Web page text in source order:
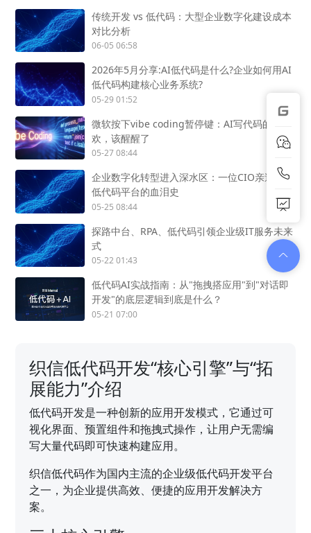
传统开发 vs 低代码：大型企业数字化建设成本
对比分析
06-05 06:58
2026年5月分享:AI低代码是什么?企业如何用AI
低代码构建核心业务系统?
05-29 01:52
微软按下vibe coding暂停键：AI写代码的狂
欢，该醒醒了
05-27 08:44
企业数字化转型进入深水区：一位CIO亲述选型
低代码平台的血泪史
05-25 08:44
探路中台、RPA、低代码引领企业级IT服务未来
式
05-22 01:43
低代码AI实战指南：从"拖拽搭应用"到"对话即
开发"的底层逻辑到底是什么？
05-21 07:00
织信低代码开发“核心引擎”与“拓
展能力”介绍
低代码开发是一种创新的应用开发模式，它通过可
视化界面、预置组件和拖拽式操作，让用户无需编
写大量代码即可快速构建应用。
织信低代码作为国内主流的企业级低代码开发平台
之一，为企业提供高效、便捷的应用开发解决方
案。